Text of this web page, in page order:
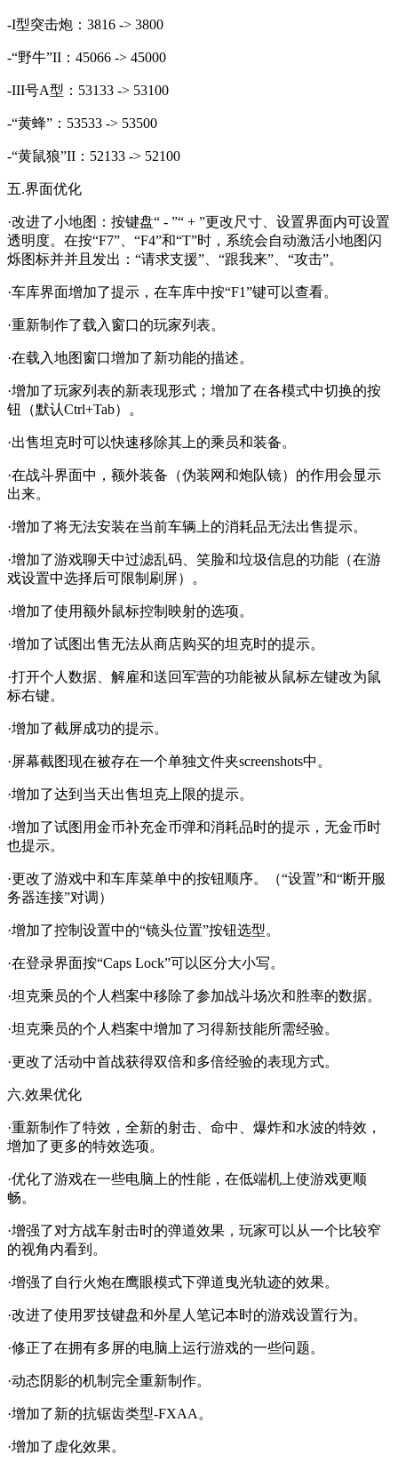
-I型突击炮：3816 -> 3800
-“野牛”II：45066 -> 45000
-III号A型：53133 -> 53100
-“黄蜂”：53533 -> 53500
-“黄鼠狼”II：52133 -> 52100
五.界面优化
·改进了小地图：按键盘“ - ”“ + ”更改尺寸、设置界面内可设置
透明度。在按“F7”、“F4”和“T”时，系统会自动激活小地图闪
烁图标并并且发出：“请求支援”、“跟我来”、“攻击”。
·车库界面增加了提示，在车库中按“F1”键可以查看。
·重新制作了载入窗口的玩家列表。
·在载入地图窗口增加了新功能的描述。
·增加了玩家列表的新表现形式；增加了在各模式中切换的按
钮（默认Ctrl+Tab）。
·出售坦克时可以快速移除其上的乘员和装备。
·在战斗界面中，额外装备（伪装网和炮队镜）的作用会显示
出来。
·增加了将无法安装在当前车辆上的消耗品无法出售提示。
·增加了游戏聊天中过滤乱码、笑脸和垃圾信息的功能（在游
戏设置中选择后可限制刷屏）。
·增加了使用额外鼠标控制映射的选项。
·增加了试图出售无法从商店购买的坦克时的提示。
·打开个人数据、解雇和送回军营的功能被从鼠标左键改为鼠
标右键。
·增加了截屏成功的提示。
·屏幕截图现在被存在一个单独文件夹screenshots中。
·增加了达到当天出售坦克上限的提示。
·增加了试图用金币补充金币弹和消耗品时的提示，无金币时
也提示。
·更改了游戏中和车库菜单中的按钮顺序。（“设置”和“断开服
务器连接”对调）
·增加了控制设置中的“镜头位置”按钮选型。
·在登录界面按“Caps Lock”可以区分大小写。
·坦克乘员的个人档案中移除了参加战斗场次和胜率的数据。
·坦克乘员的个人档案中增加了习得新技能所需经验。
·更改了活动中首战获得双倍和多倍经验的表现方式。
六.效果优化
·重新制作了特效，全新的射击、命中、爆炸和水波的特效，
增加了更多的特效选项。
·优化了游戏在一些电脑上的性能，在低端机上使游戏更顺
畅。
·增强了对方战车射击时的弹道效果，玩家可以从一个比较窄
的视角内看到。
·增强了自行火炮在鹰眼模式下弹道曳光轨迹的效果。
·改进了使用罗技键盘和外星人笔记本时的游戏设置行为。
·修正了在拥有多屏的电脑上运行游戏的一些问题。
·动态阴影的机制完全重新制作。
·增加了新的抗锯齿类型-FXAA。
·增加了虚化效果。